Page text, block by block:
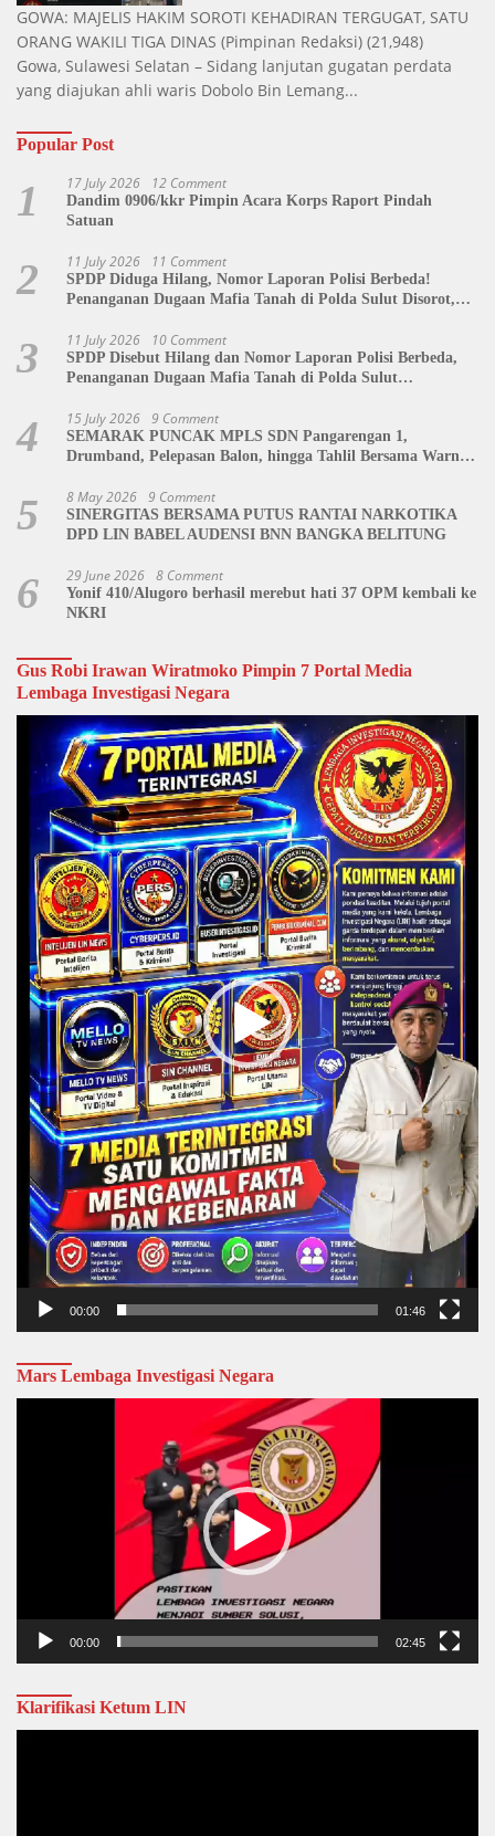
GOWA: MAJELIS HAKIM SOROTI KEHADIRAN TERGUGAT, SATU
ORANG WAKILI TIGA DINAS (Pimpinan Redaksi) (21,948)
Gowa, Sulawesi Selatan – Sidang lanjutan gugatan perdata
yang diajukan ahli waris Dobolo Bin Lemang...
Popular Post
1 17 July 2026 12 Comment
Dandim 0906/kkr Pimpin Acara Korps Raport Pindah
Satuan
2 11 July 2026 11 Comment
SPDP Diduga Hilang, Nomor Laporan Polisi Berbeda!
Penanganan Dugaan Mafia Tanah di Polda Sulut Disorot,
3 11 July 2026 10 Comment
SPDP Disebut Hilang dan Nomor Laporan Polisi Berbeda,
Penanganan Dugaan Mafia Tanah di Polda Sulut
4 15 July 2026 9 Comment
SEMARAK PUNCAK MPLS SDN Pangarengan 1,
Drumband, Pelepasan Balon, hingga Tahlil Bersama Warnai
5 8 May 2026 9 Comment
SINERGITAS BERSAMA PUTUS RANTAI NARKOTIKA
DPD LIN BABEL AUDENSI BNN BANGKA BELITUNG
6 29 June 2026 8 Comment
Yonif 410/Alugoro berhasil merebut hati 37 OPM kembali ke
NKRI
Gus Robi Irawan Wiratmoko Pimpin 7 Portal Media
Lembaga Investigasi Negara
Video
Player
00:00 01:46
Mars Lembaga Investigasi Negara
00:00 02:45
Klarifikasi Ketum LIN